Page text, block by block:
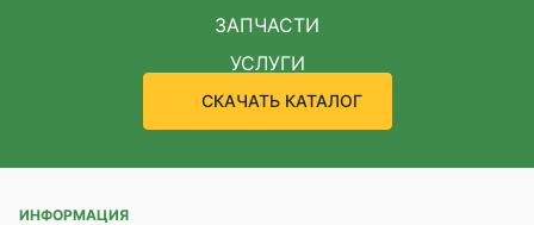
ЗАПЧАСТИ
УСЛУГИ
СКАЧАТЬ КАТАЛОГ
ИНФОРМАЦИЯ